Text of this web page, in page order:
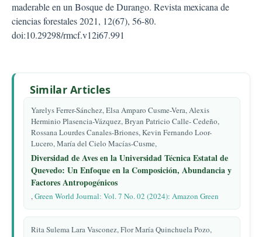
maderable en un Bosque de Durango. Revista mexicana de
ciencias forestales 2021, 12(67), 56-80.
doi:10.29298/rmcf.v12i67.991
Similar Articles
Yarelys Ferrer-Sánchez, Elsa Amparo Cusme-Vera, Alexis
Herminio Plasencia-Vázquez, Bryan Patricio Calle- Cedeño,
Rossana Lourdes Canales-Briones, Kevin Fernando Loor-
Lucero, María del Cielo Macías-Cusme,
Diversidad de Aves en la Universidad Técnica Estatal de
Quevedo: Un Enfoque en la Composición, Abundancia y
Factores Antropogénicos
,Green World Journal: Vol. 7 No. 02 (2024): Amazon Green
Rita Sulema Lara Vasconez, Flor María Quinchuela Pozo,